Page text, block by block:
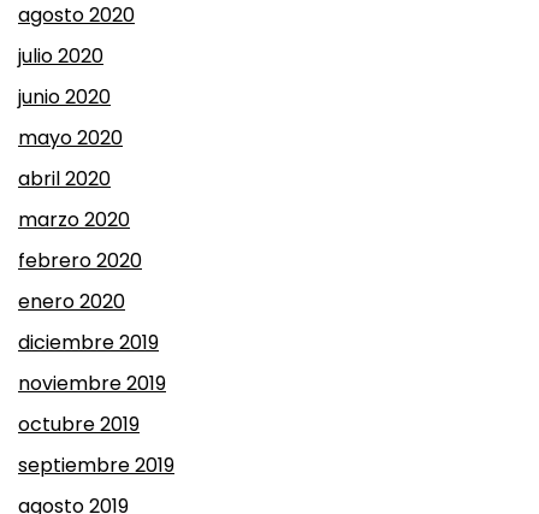
agosto 2020
julio 2020
junio 2020
mayo 2020
abril 2020
marzo 2020
febrero 2020
enero 2020
diciembre 2019
noviembre 2019
octubre 2019
septiembre 2019
agosto 2019